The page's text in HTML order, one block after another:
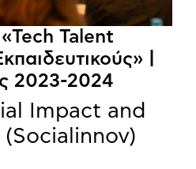
Talent
|
2023-2024
Impact and
(Socialinnov)